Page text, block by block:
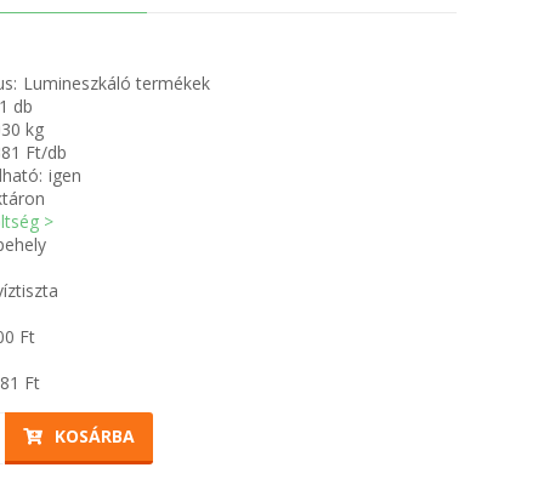
Lumineszkáló termékek
1 db
kg
Ft/db
igen
>
Ft
Ft
KOSÁRBA